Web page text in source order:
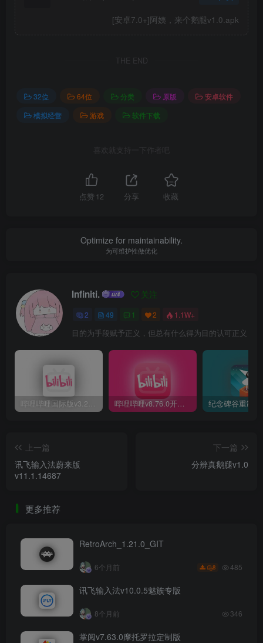
[安卓7.0+]阿姨，来个鹅腿v1.0.apk
THE END
32位 64位 分类 原版
安卓软件
模拟经营
游戏 软件下载
喜欢就支持一下作者吧
点赞 12 分享 收藏
Optimize for maintainability.
为可维护性做优化
Infiniti. 关注
2 49 1 2 1.1W+
目的为手段赋予正义，但总有什么得为目的认可正义
哔哩哔哩v8.76.0开发测试版
上一篇
讯飞输入法蔚来版
v11.1.14687
下一篇
分辨真鹅腿v1.0
更多推荐
RetroArch_1.21.0_GIT
6个月前 8 485
讯飞输入法v10.0.5魅族专版
8个月前 346
掌阅v7.63.0摩托罗拉定制版